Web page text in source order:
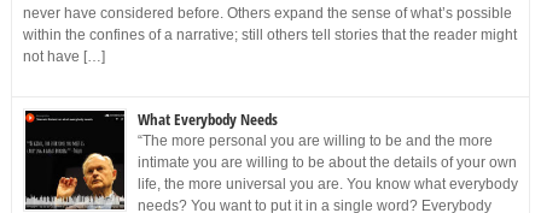
never have considered before. Others expand the sense of what’s possible
within the confines of a narrative; still others tell stories that the reader might
not have […]
What Everybody Needs
“The more personal you are willing to be and the more
intimate you are willing to be about the details of your own
life, the more universal you are. You know what everybody
needs? You want to put it in a single word? Everybody